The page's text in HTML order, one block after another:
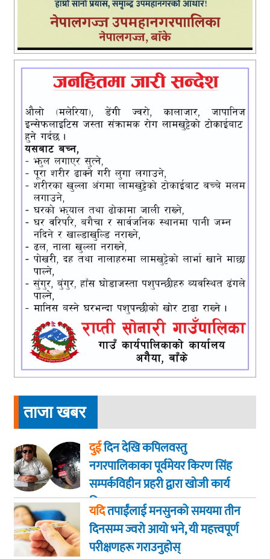
ताजा खबर
दुईदिन देखि कपिलवस्तु
नगरपालिकाका पूर्वमेयर किरण सिंह
सम्पर्कविहीन प्रहरी द्वारा खाेजी कार्य
तिब्रता
यदितपाईंलाई मनसुनको समयमा तीन
दिनसम्म ज्वरो आयो भने, यी महत्त्वपूर्ण
परीक्षणहरू गराउनुहोस्